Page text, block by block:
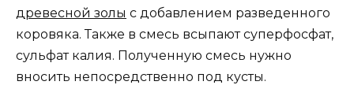
древесной золы с добавлением разведенного
коровяка. Также в смесь всыпают суперфосфат,
сульфат калия. Полученную смесь нужно
вносить непосредственно под кусты.